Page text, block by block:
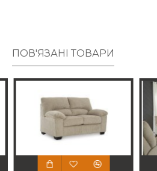
ПОВ'ЯЗАНІ ТОВАРИ